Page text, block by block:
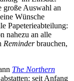
große Auswahl an
Wünsche
Papeterieabteilung:
nahezu an alle
Reminderbrauchen,
The Northern
seit Anfang